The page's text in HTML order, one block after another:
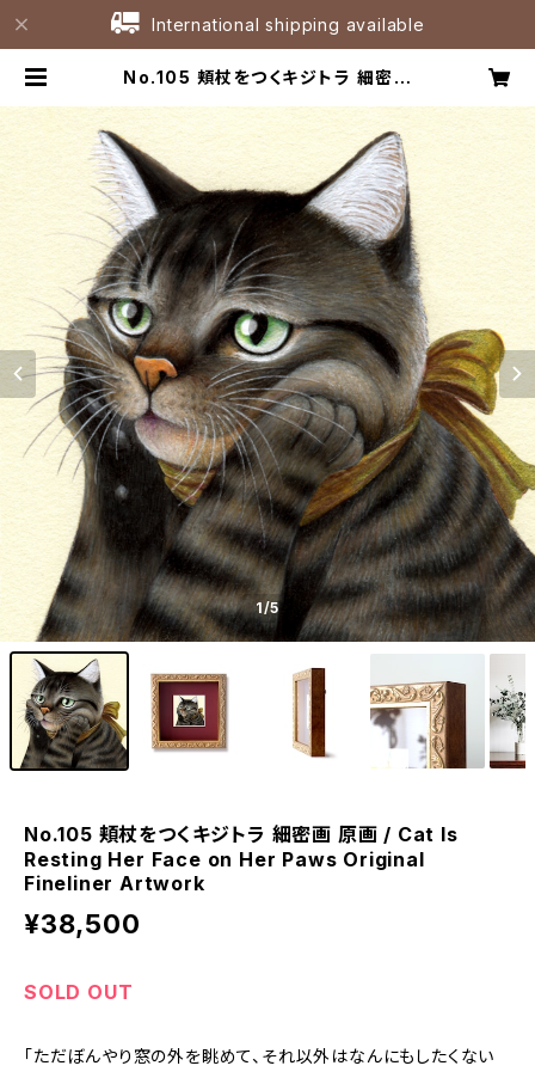
International shipping available
No.105 頬杖をつくキジトラ 細密画
on Her Paws Original Fineline
r Artwork | たなかひろこアトリエ
1/5
No.105 頬杖をつくキジトラ 細密画 原画 / Cat Is
Resting Her Face on Her Paws Original
Fineliner Artwork
¥38,500
SOLD OUT
「ただぼんやり窓の外を眺めて、それ以外はなんにもしたくない